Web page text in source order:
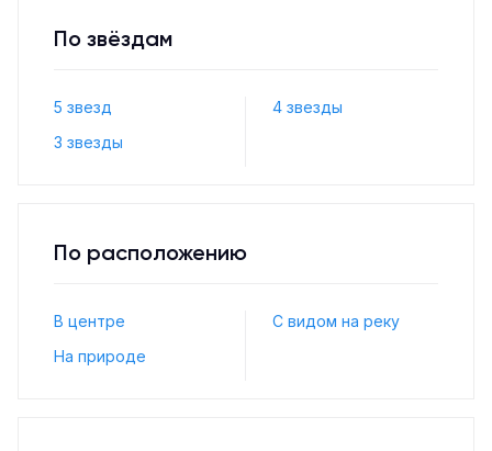
По звёздам
5 звезд
4 звезды
3 звезды
По расположению
В центре
С видом на реку
На природе